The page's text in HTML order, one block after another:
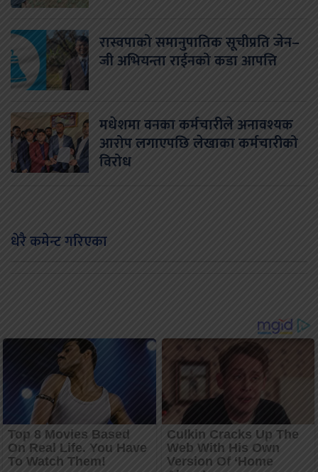
रास्वपाको समानुपातिक सूचीप्रति जेन–
जी अभियन्ता राईनको कडा आपत्ति
मधेशमा वनका कर्मचारीले अनावश्यक
आरोप लगाएपछि लेखाका कर्मचारीको
विरोध
धेरै कमेन्ट गरिएका